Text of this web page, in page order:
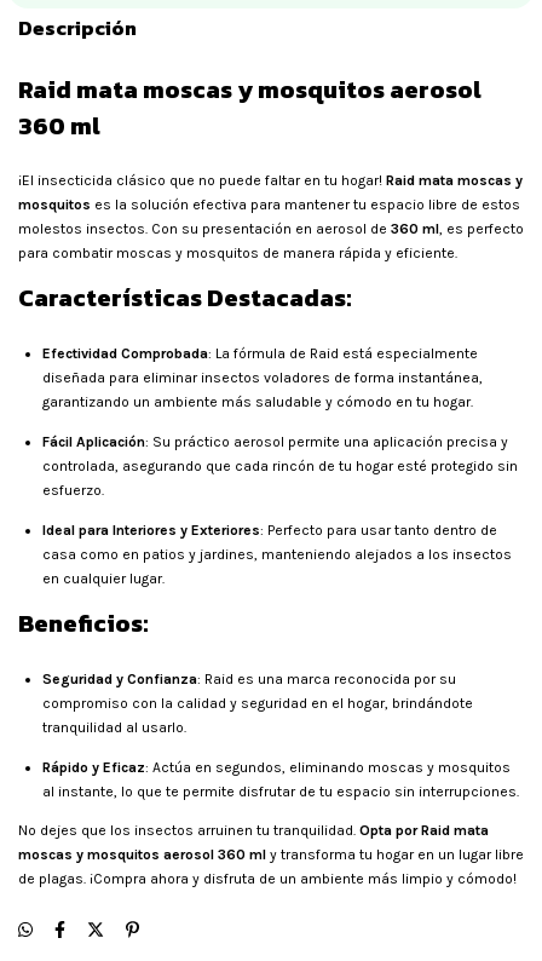
Descripción
Raid mata moscas y mosquitos aerosol
360 ml
¡El insecticida clásico que no puede faltar en tu hogar! Raid mata moscas y
mosquitos es la solución efectiva para mantener tu espacio libre de estos
molestos insectos. Con su presentación en aerosol de 360 ml, es perfecto
para combatir moscas y mosquitos de manera rápida y eficiente.
Características Destacadas:
Efectividad Comprobada: La fórmula de Raid está especialmente
diseñada para eliminar insectos voladores de forma instantánea,
garantizando un ambiente más saludable y cómodo en tu hogar.
Fácil Aplicación: Su práctico aerosol permite una aplicación precisa y
controlada, asegurando que cada rincón de tu hogar esté protegido sin
esfuerzo.
Ideal para Interiores y Exteriores: Perfecto para usar tanto dentro de
casa como en patios y jardines, manteniendo alejados a los insectos
en cualquier lugar.
Beneficios:
Seguridad y Confianza: Raid es una marca reconocida por su
compromiso con la calidad y seguridad en el hogar, brindándote
tranquilidad al usarlo.
Rápido y Eficaz: Actúa en segundos, eliminando moscas y mosquitos
al instante, lo que te permite disfrutar de tu espacio sin interrupciones.
No dejes que los insectos arruinen tu tranquilidad. Opta por Raid mata
moscas y mosquitos aerosol 360 ml y transforma tu hogar en un lugar libre
de plagas. ¡Compra ahora y disfruta de un ambiente más limpio y cómodo!